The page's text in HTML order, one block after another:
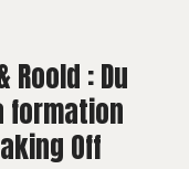
Roold : Du
formation
Off